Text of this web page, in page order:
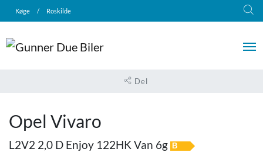
Køge / Roskilde
Del
Opel Vivaro
L2V2 2,0 D Enjoy 122HK Van 6g B